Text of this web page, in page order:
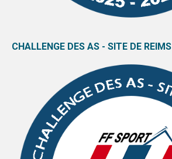
CHALLENGE DES AS - SITE DE REIMS